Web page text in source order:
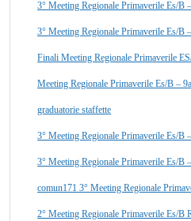
3° Meeting Regionale Primaverile Es/B
3° Meeting Regionale Primaverile Es/B
Finali Meeting Regionale Primaverile
Meeting Regionale Primaverile Es/B –
graduatorie staffette
3° Meeting Regionale Primaverile Es/B
3° Meeting Regionale Primaverile Es/B
comun171 3° Meeting Regionale
2° Meeting Regionale Primaverile Es/B